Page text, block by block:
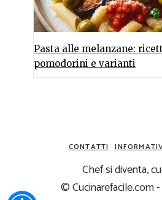
Pasta alle melanzane:
pomodorini e varianti
CONTATTI
Chef si diventa,
© Cucinarefacile.com